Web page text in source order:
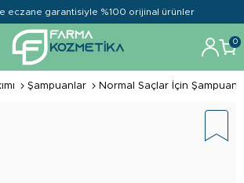
eczane garantisiyle %100 orijinal ürünler
0
Şampuanlar Normal Saçlar İçin Şampuan